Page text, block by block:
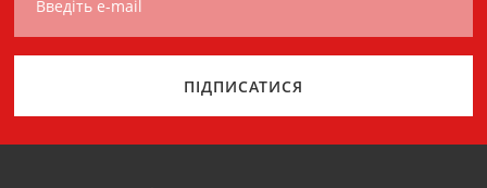
Введіть e-mail
ПІДПИСАТИСЯ